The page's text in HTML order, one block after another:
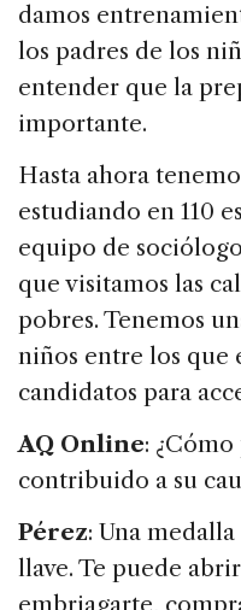
damos
los padres de los
entender que la
importante.
Hasta ahora
estudiando en 110
equipo de
que visitamos las
pobres. Tenemos
niños entre los que
candidatos para
AQ Online:
contribuido a su
Pérez: Una
llave. Te puede